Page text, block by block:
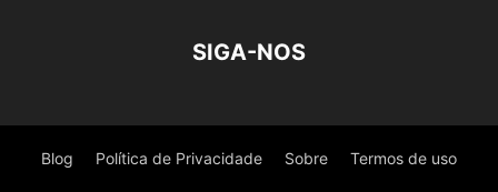
SIGA-NOS
Blog Política de Privacidade Sobre Termos de uso